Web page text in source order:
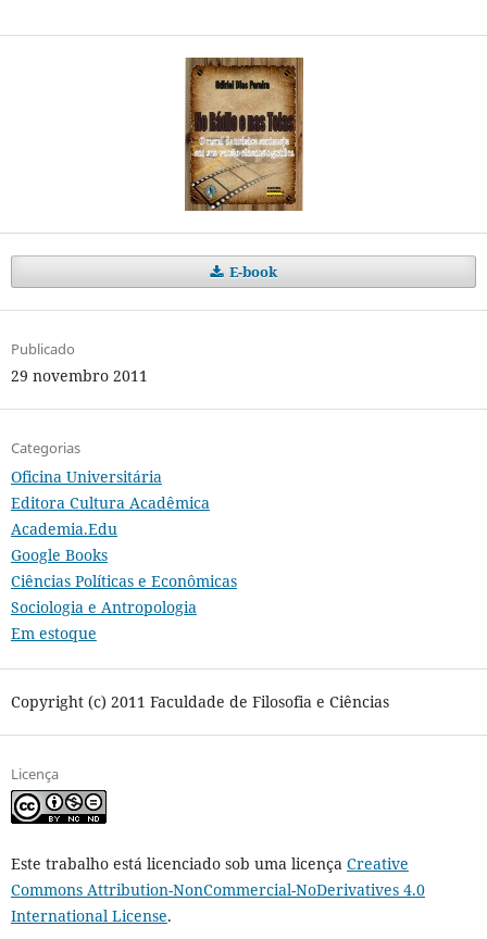
E-book
Publicado
29 novembro 2011
Categorias
Oficina Universitária
Editora Cultura Acadêmica
Academia.Edu
Google Books
Ciências Políticas e Econômicas
Sociologia e Antropologia
Em estoque
Copyright (c) 2011 Faculdade de Filosofia e Ciências
Licença
Este trabalho está licenciado sob uma licença Creative
Commons Attribution-NonCommercial-NoDerivatives 4.0
International License.